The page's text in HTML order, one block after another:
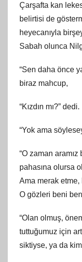
Çarşafta kan
belirtisi de
heyecanıyla
Sabah olunca
“Sen daha önce
biraz mahcup,
“Kızdın mı?” dedi.
“Yok ama
“O zaman
pahasına olursa
Ama merak etme,
O gözleri beni
“Olan olmuş,
tuttuğumuz için
siktiyse, ya da